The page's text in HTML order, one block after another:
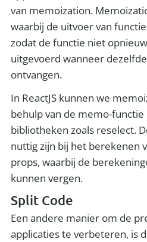
van memoization.
waarbij de uitvoer van
zodat de functie niet
uitgevoerd wanneer
ontvangen.
In ReactJS kunnen we
behulp van de memo-
bibliotheken zoals reselect.
nuttig zijn bij het berekenen
props, waarbij de
kunnen vergen.
Split Code
Een andere manier om de
applicaties te verbeteren, is